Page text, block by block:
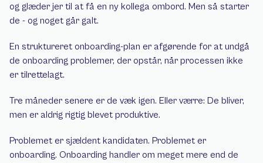
og glæder jer til at få en ny kollega ombord. Men så starter
de - og noget går galt.
En struktureret onboarding-plan er afgørende for at undgå
de onboarding problemer, der opstår, når processen ikke
er tilrettelagt.
Tre måneder senere er de væk igen. Eller værre: De bliver,
men er aldrig rigtig blevet produktive.
Problemet er sjældent kandidaten. Problemet er
onboarding. Onboarding handler om meget mere end de